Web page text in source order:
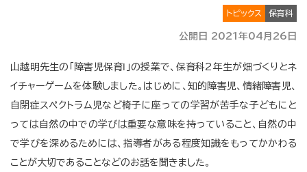
トピックス 保育科
公開日 2021年04月26日
山越明先生の「障害児保育Ⅰ」の授業で、保育科2年生が畑づくりとネ
イチャーゲームを体験しました。はじめに、知的障害児、情緒障害児、
自閉症スペクトラム児など椅子に座っての学習が苦手な子どもにと
っては自然の中での学びは重要な意味を持っていること、自然の中
で学びを深めるためには、指導者がある程度知識をもってかかわる
ことが大切であることなどのお話を聞きました。